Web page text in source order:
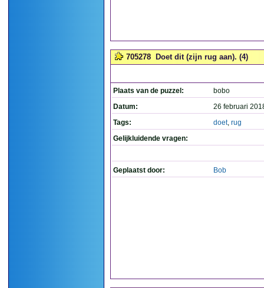
705278 Doet dit (zijn rug aan). (4)
Plaats van de puzzel:
bobo
Datum:
26 februari
Tags:
doet, rug
Gelijkluidende vragen:
Geplaatst door: Bob